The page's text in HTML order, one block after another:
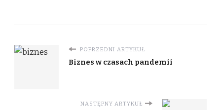
POPRZEDNI ARTYKUŁ
Biznes w czasach pandemii
NASTĘPNY ARTYKUŁ